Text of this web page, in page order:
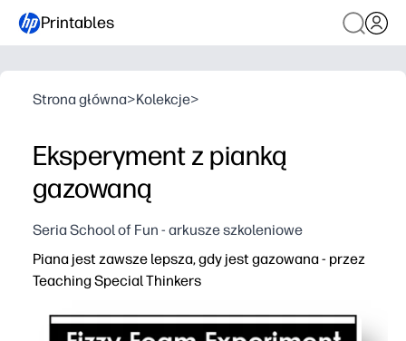
Printables
Strona główna>Kolekcje>
Eksperyment z pianką
gazowaną
Seria School of Fun - arkusze szkoleniowe
Piana jest zawsze lepsza, gdy jest gazowana - przez
Teaching Special Thinkers